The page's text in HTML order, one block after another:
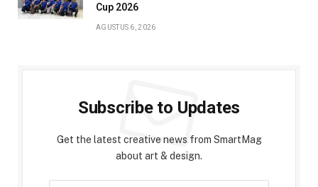
Cup 2026
AGUSTUS 6, 2026
Subscribe to Updates
Get the latest creative news from SmartMag
about art & design.